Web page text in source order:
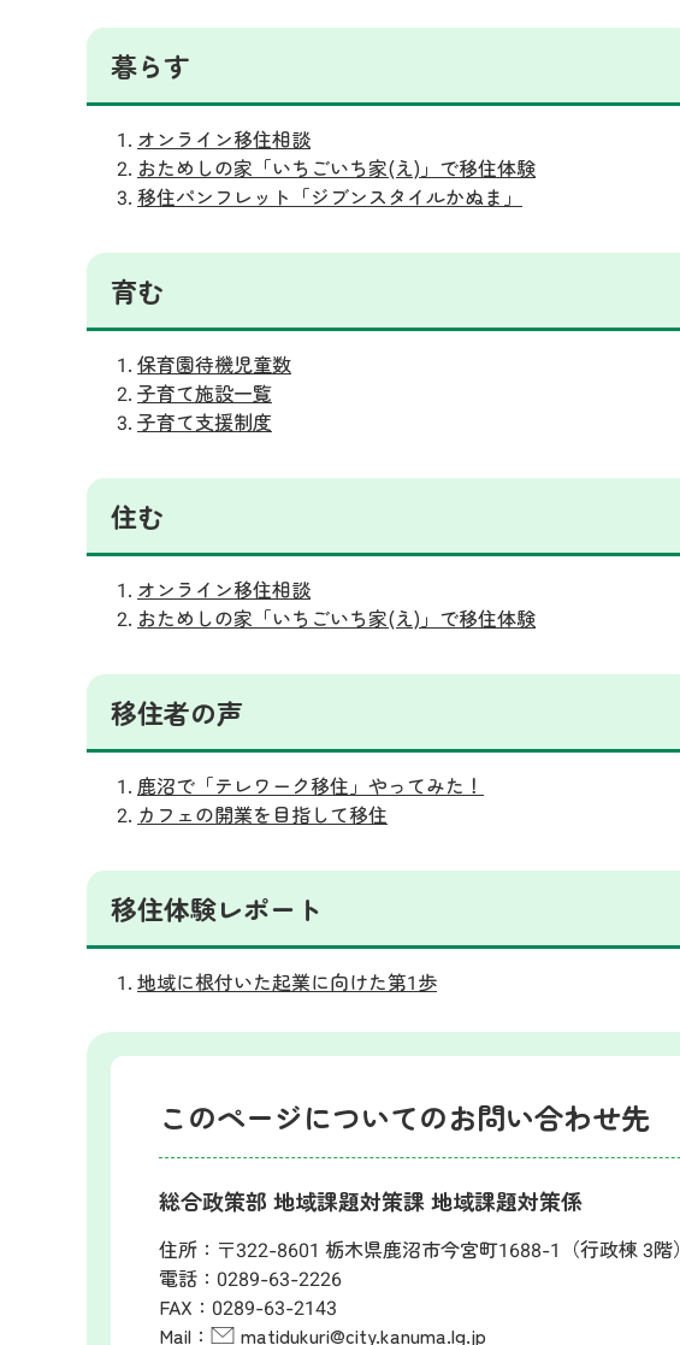
暮らす
オンライン移住相談
おためしの家「いちごいち家(え)」で移住体験
移住パンフレット「ジブンスタイルかぬま」
育む
保育園待機児童数
子育て施設一覧
子育て支援制度
住む
オンライン移住相談
おためしの家「いちごいち家(え)」で移住体験
移住者の声
鹿沼で「テレワーク移住」やってみた！
カフェの開業を目指して移住
移住体験レポート
地域に根付いた起業に向けた第1歩
このページについてのお問い合わせ先
総合政策部 地域課題対策課 地域課題対策係
住所： 〒322-8601 栃木県鹿沼市今宮町1688-1（行政棟 3階）
電話： 0289-63-2226
FAX： 0289-63-2143
Mail：
matidukuri@city.kanuma.lg.jp